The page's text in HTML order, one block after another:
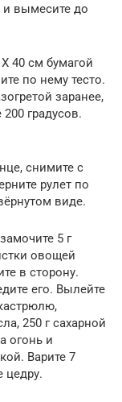
и вымесите до
40 см бумагой
по нему тесто.
заранее,
градусов.
снимите с
рулет по
виде.
5 г
овощей
в сторону.
его. Вылейте
250 г сахарной
огонь и
Варите 7
цедру.